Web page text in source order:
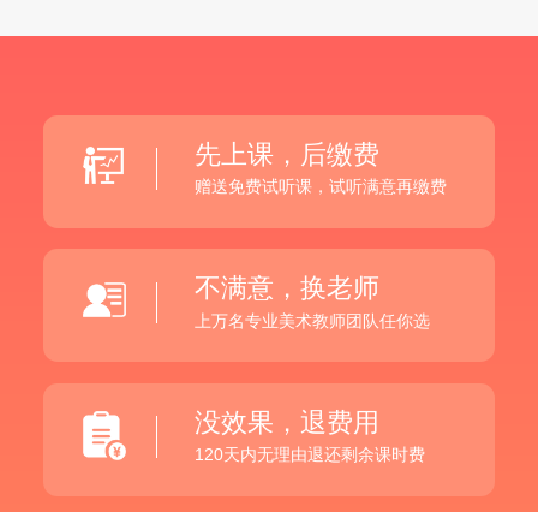
先上课，后缴费
赠送免费试听课，试听满意再缴费
不满意，换老师
上万名专业美术教师团队任你选
没效果，退费用
120天内无理由退还剩余课时费